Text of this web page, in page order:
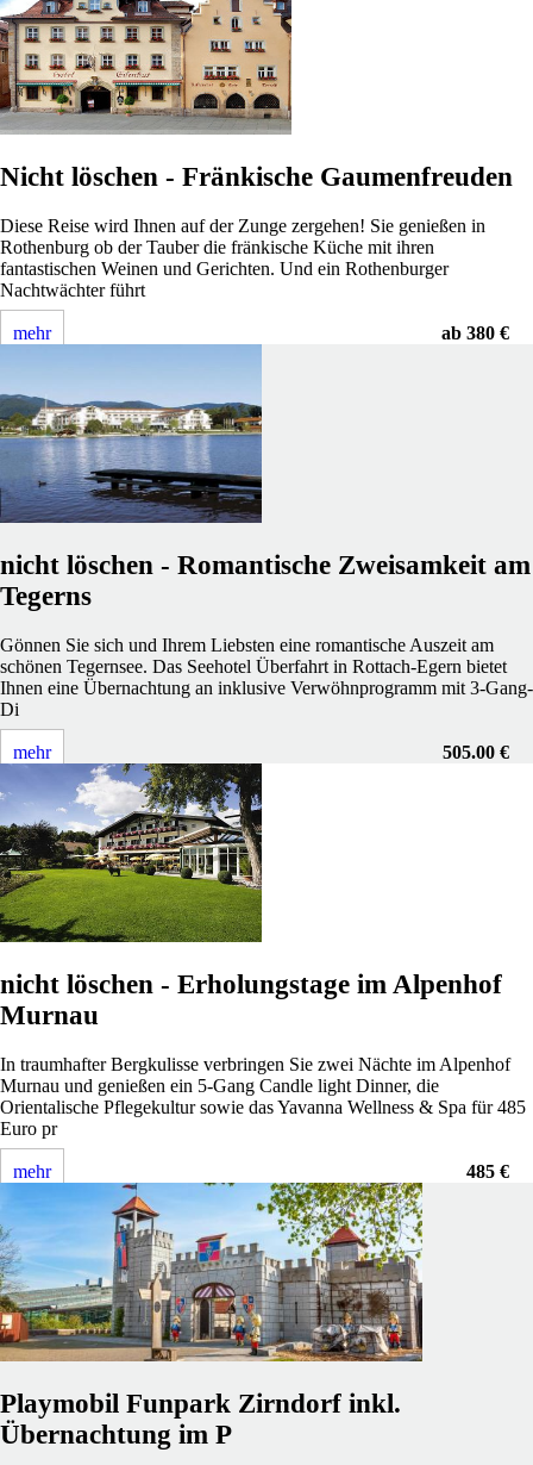
Nicht löschen - Fränkische Gaumenfreuden
Diese Reise wird Ihnen auf der Zunge zergehen! Sie genießen in
Rothenburg ob der Tauber die fränkische Küche mit ihren
fantastischen Weinen und Gerichten. Und ein Rothenburger
Nachtwächter führt
ab 380 €
mehr
nicht löschen - Romantische Zweisamkeit am
Tegerns
Gönnen Sie sich und Ihrem Liebsten eine romantische Auszeit am
schönen Tegernsee. Das Seehotel Überfahrt in Rottach-Egern bietet
Ihnen eine Übernachtung an inklusive Verwöhnprogramm mit 3-Gang-
Di
505.00 €
mehr
nicht löschen - Erholungstage im Alpenhof
Murnau
In traumhafter Bergkulisse verbringen Sie zwei Nächte im Alpenhof
Murnau und genießen ein 5-Gang Candle light Dinner, die
Orientalische Pflegekultur sowie das Yavanna Wellness & Spa für 485
Euro pr
485 €
mehr
Playmobil Funpark Zirndorf inkl.
Übernachtung im P